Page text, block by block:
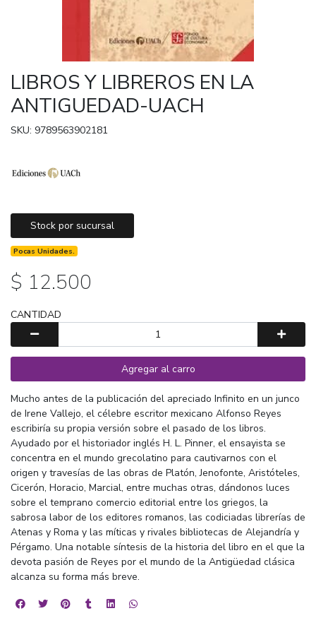
LIBROS Y LIBREROS EN LA
ANTIGUEDAD-UACH
SKU: 9789563902181
Stock por sucursal
Pocas Unidades.
$ 12.500
CANTIDAD
Agregar al carro
Mucho antes de la publicación del apreciado Infinito en un junco
de Irene Vallejo, el célebre escritor mexicano Alfonso Reyes
escribiría su propia versión sobre el pasado de los libros.
Ayudado por el historiador inglés H. L. Pinner, el ensayista se
concentra en el mundo grecolatino para cautivarnos con el
origen y travesías de las obras de Platón, Jenofonte, Aristóteles,
Cicerón, Horacio, Marcial, entre muchas otras, dándonos luces
sobre el temprano comercio editorial entre los griegos, la
sabrosa labor de los editores romanos, las codiciadas librerías de
Atenas y Roma y las míticas y rivales bibliotecas de Alejandría y
Pérgamo. Una notable síntesis de la historia del libro en el que la
devota pasión de Reyes por el mundo de la Antigüedad clásica
alcanza su forma más breve.